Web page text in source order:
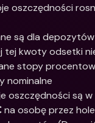
oszczędności
są dla
tej kwoty odsetki
stopy
nominalne
na osobę przez